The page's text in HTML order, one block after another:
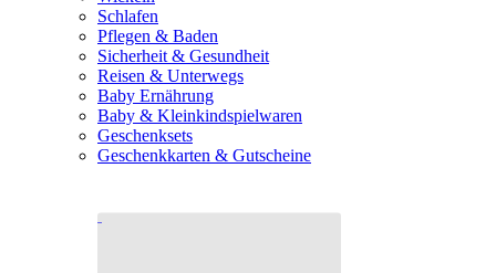
Schlafen
Pflegen & Baden
Sicherheit & Gesundheit
Reisen & Unterwegs
Baby Ernährung
Baby & Kleinkindspielwaren
Geschenksets
Geschenkkarten & Gutscheine